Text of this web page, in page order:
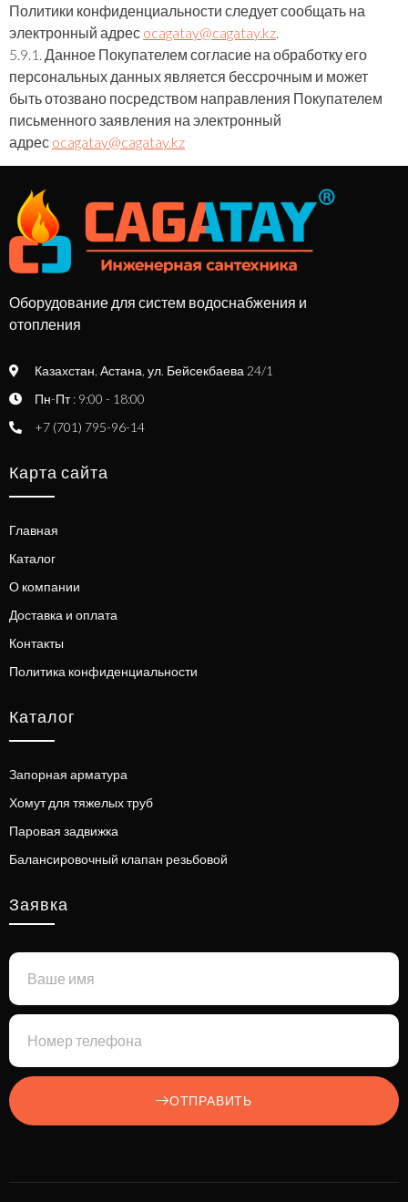
Политики конфиденциальности следует сообщать на
электронный адрес ocagatay@cagatay.kz.
5.9.1. Данное Покупателем согласие на обработку его
персональных данных является бессрочным и может
быть отозвано посредством направления Покупателем
письменного заявления на электронный
адрес ocagatay@cagatay.kz
Оборудование для систем водоснабжения и
отопления
Казахстан, Астана, ул. Бейсекбаева 24/1
Пн-Пт : 9:00 - 18:00
+7 (701) 795-96-14
Карта сайта
Главная
Каталог
О компании
Доставка и оплата
Контакты
Политика конфиденциальности
Каталог
Запорная арматура
Хомут для тяжелых труб
Паровая задвижка
Балансировочный клапан резьбовой
Заявка
ОТПРАВИТЬ